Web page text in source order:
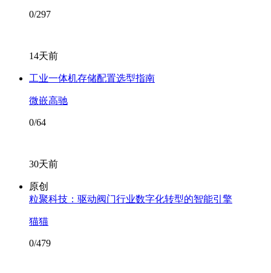
0/297
14天前
工业一体机存储配置选型指南
微嵌高驰
0/64
30天前
原创
粒聚科技：驱动阀门行业数字化转型的智能引擎
猫猫
0/479